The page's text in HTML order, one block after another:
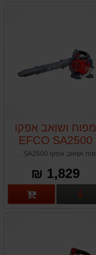
מפוח ושואב אפקו
EFCO SA2500
1,829 ₪
פרטים נוספים